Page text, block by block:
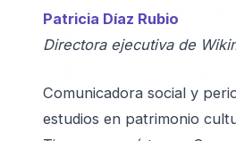
Patricia Díaz Rubio
Directora ejecutiva de
Comunicadora social y
estudios en patrimonio